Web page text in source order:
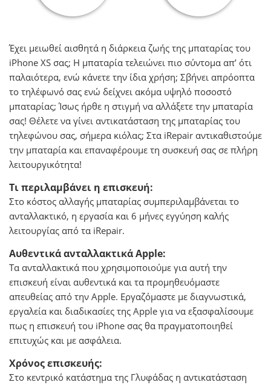
Έχει μειωθεί αισθητά η διάρκεια ζωής της μπαταρίας του
iPhone XS σας; H μπαταρία τελειώνει πιο σύντομα απ’ ότι
παλαιότερα, ενώ κάνετε την ίδια χρήση; Σβήνει απρόοπτα
το τηλέφωνό σας ενώ δείχνει ακόμα υψηλό ποσοστό
μπαταρίας; Ίσως ήρθε η στιγμή να αλλάξετε την μπαταρία
σας! Θέλετε να γίνει αντικατάσταση της μπαταρίας του
τηλεφώνου σας, σήμερα κιόλας; Στα iRepair αντικαθιστούμε
την μπαταρία και επαναφέρουμε τη συσκευή σας σε πλήρη
λειτουργικότητα!
Τι περιλαμβάνει η επισκευή:
Στο κόστος αλλαγής μπαταρίας συμπεριλαμβάνεται το
ανταλλακτικό, η εργασία και 6 μήνες εγγύηση καλής
λειτουργίας από τα iRepair.
Αυθεντικά ανταλλακτικά Apple:
Τα ανταλλακτικά που χρησιμοποιούμε για αυτή την
επισκευή είναι αυθεντικά και τα προμηθευόμαστε
απευθείας από την Apple. Εργαζόμαστε με διαγνωστικά,
εργαλεία και διαδικασίες της Apple για να εξασφαλίσουμε
πως η επισκευή του iPhone σας θα πραγματοποιηθεί
επιτυχώς και με ασφάλεια.
Χρόνος επισκευής:
Στο κεντρικό κατάστημα της Γλυφάδας η αντικατάσταση